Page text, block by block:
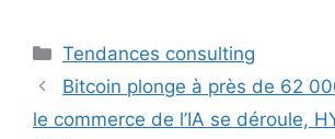
Catégories
Tendances consulting
Bitcoin plonge à près de 62
le commerce de l’IA se déroule,